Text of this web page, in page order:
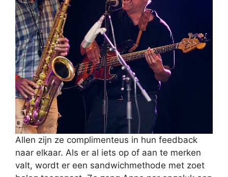
Allen zijn ze complimenteus in hun feedback
naar elkaar. Als er al iets op of aan te merken
valt, wordt er een sandwichmethode met zoet